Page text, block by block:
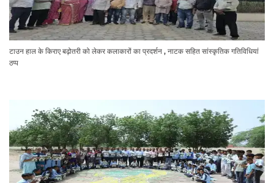
टाउन हाल के किराए बढ़ोतरी को लेकर कलाकारों का प्रदर्शन , नाटक सहित सांस्कृतिक गतिविधियां
ठप्प